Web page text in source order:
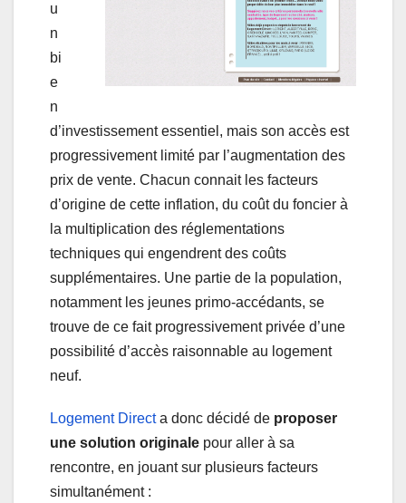
u
n
bi
e
n
d’investissement essentiel, mais son accès est
progressivement limité par l’augmentation des
prix de vente. Chacun connait les facteurs
d’origine de cette inflation, du coût du foncier à
la multiplication des réglementations
techniques qui engendrent des coûts
supplémentaires. Une partie de la population,
notamment les jeunes primo-accédants, se
trouve de ce fait progressivement privée d’une
possibilité d’accès raisonnable au logement
neuf.
Logement Directa donc décidé de proposer
une solution originale pour aller à sa
rencontre, en jouant sur plusieurs facteurs
simultanément :